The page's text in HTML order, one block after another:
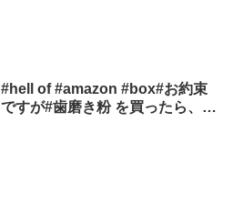
#hell of #amazon #box#お約束
ですが#歯磨き粉 を買ったら、…